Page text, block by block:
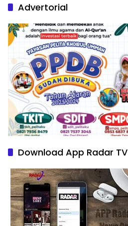
Advertorial
Download App Radar TV